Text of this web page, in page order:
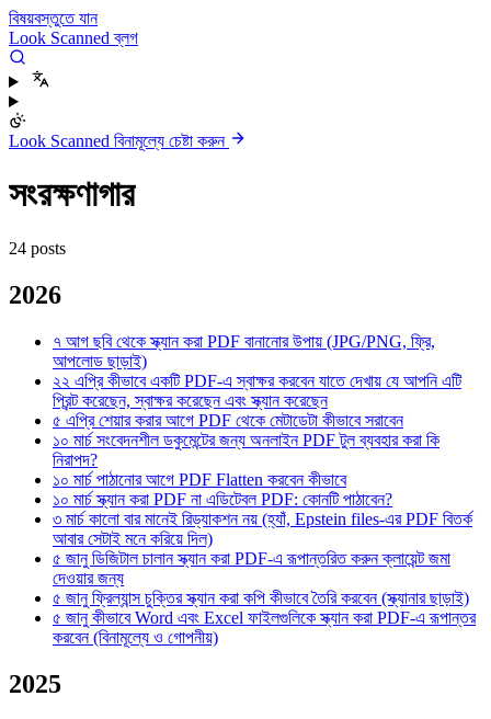
বিষয়বস্তুতে যান
Look Scanned ব্লগ
Look Scanned বিনামূল্যে চেষ্টা করুন
সংরক্ষণাগার
24 posts
2026
৭ আগ ছবি থেকে স্ক্যান করা PDF বানানোর উপায় (JPG/PNG, ফ্রি,
আপলোড ছাড়াই)
২২ এপ্রিকীভাবে একটি PDF-এ স্বাক্ষর করবেন যাতে দেখায় যে আপনি এটি
প্রিন্ট করেছেন, স্বাক্ষর করেছেন এবং স্ক্যান করেছেন
৫ এপ্রিশেয়ার করার আগে PDF থেকে মেটাডেটা কীভাবে সরাবেন
১০ মার্চ সংবেদনশীল ডকুমেন্টের জন্য অনলাইন PDF টুল ব্যবহার করা কি
নিরাপদ?
১০ মার্চ পাঠানোর আগে PDF Flatten করবেন কীভাবে
১০ মার্চস্ক্যান করা PDF না এডিটেবল PDF: কোনটি পাঠাবেন?
৩ মার্চ কালো বার মানেই রিড্যাকশন নয় (হ্যাঁ, Epstein files-এর PDF বিতর্ক
আবার সেটাই মনে করিয়ে দিল)
৫ জানুডিজিটাল চালান স্ক্যান করা PDF-এ রূপান্তরিত করুন ক্লায়েন্ট জমা
দেওয়ার জন্য
৫ জানুফ্রিল্যান্স চুক্তির স্ক্যান করা কপি কীভাবে তৈরি করবেন (স্ক্যানার ছাড়াই)
৫ জানুকীভাবে Word এবং Excel ফাইলগুলিকে স্ক্যান করা PDF-এ রূপান্তর
করবেন (বিনামূল্যে ও গোপনীয়)
2025